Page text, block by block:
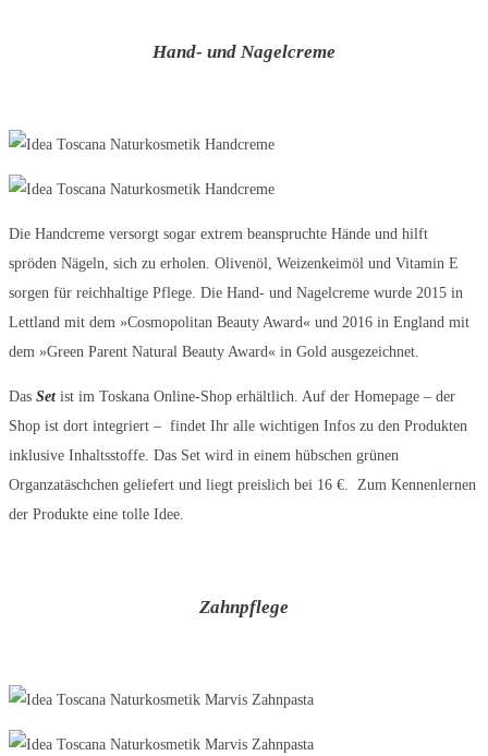
Hand- und Nagelcreme
Die Handcreme versorgt sogar extrem beanspruchte Hände und hilft
spröden Nägeln, sich zu erholen. Olivenöl, Weizenkeimöl und Vitamin E
sorgen für reichhaltige Pflege. Die Hand- und Nagelcreme wurde 2015 in
Lettland mit dem »Cosmopolitan Beauty Award« und 2016 in England mit
dem »Green Parent Natural Beauty Award« in Gold ausgezeichnet.
Das Set ist im Toskana Online-Shop erhältlich. Auf der Homepage – der
Shop ist dort integriert – findet Ihr alle wichtigen Infos zu den Produkten
inklusive Inhaltsstoffe. Das Set wird in einem hübschen grünen
Organzatäschchen geliefert und liegt preislich bei 16 €. Zum Kennenlernen
der Produkte eine tolle Idee.
Zahnpflege